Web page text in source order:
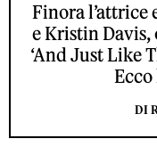
Finora l’attrice
e Kristin
‘And Just Like
DI